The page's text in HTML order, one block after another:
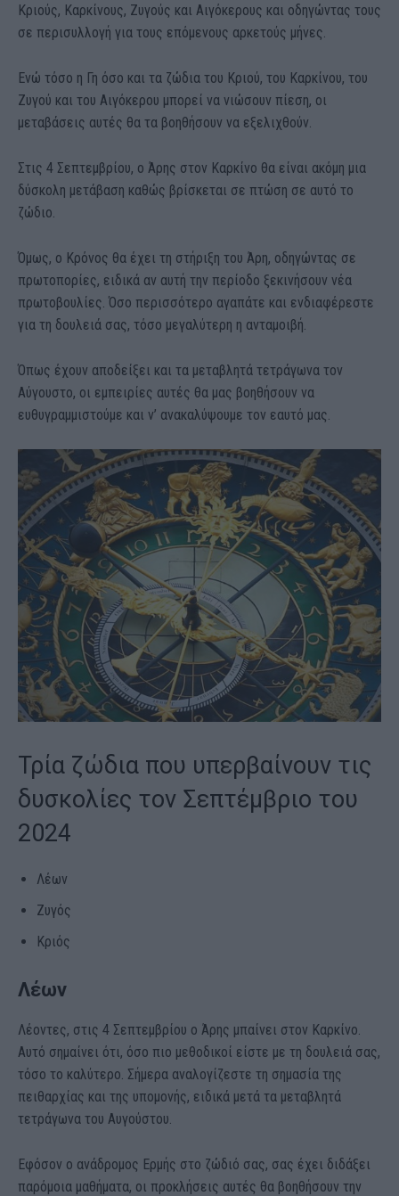
Κριούς, Καρκίνους, Ζυγούς και Αιγόκερους και οδηγώντας τους
σε περισυλλογή για τους επόμενους αρκετούς μήνες.
Ενώ τόσο η Γη όσο και τα ζώδια του Κριού, του Καρκίνου, του
Ζυγού και του Αιγόκερου μπορεί να νιώσουν πίεση, οι
μεταβάσεις αυτές θα τα βοηθήσουν να εξελιχθούν.
Στις 4 Σεπτεμβρίου, ο Άρης στον Καρκίνο θα είναι ακόμη μια
δύσκολη μετάβαση καθώς βρίσκεται σε πτώση σε αυτό το
ζώδιο.
Όμως, ο Κρόνος θα έχει τη στήριξη του Άρη, οδηγώντας σε
πρωτοπορίες, ειδικά αν αυτή την περίοδο ξεκινήσουν νέα
πρωτοβουλίες. Όσο περισσότερο αγαπάτε και ενδιαφέρεστε
για τη δουλειά σας, τόσο μεγαλύτερη η ανταμοιβή.
Όπως έχουν αποδείξει και τα μεταβλητά τετράγωνα τον
Αύγουστο, οι εμπειρίες αυτές θα μας βοηθήσουν να
ευθυγραμμιστούμε και ν’ ανακαλύψουμε τον εαυτό μας.
Τρία ζώδια που υπερβαίνουν τις
δυσκολίες τον Σεπτέμβριο του
2024
Λέων
Ζυγός
Κριός
Λέων
Λέοντες, στις 4 Σεπτεμβρίου ο Άρης μπαίνει στον Καρκίνο.
Αυτό σημαίνει ότι, όσο πιο μεθοδικοί είστε με τη δουλειά σας,
τόσο το καλύτερο. Σήμερα αναλογίζεστε τη σημασία της
πειθαρχίας και της υπομονής, ειδικά μετά τα μεταβλητά
τετράγωνα του Αυγούστου.
Εφόσον ο ανάδρομος Ερμής στο ζώδιό σας, σας έχει διδάξει
παρόμοια μαθήματα, οι προκλήσεις αυτές θα βοηθήσουν την